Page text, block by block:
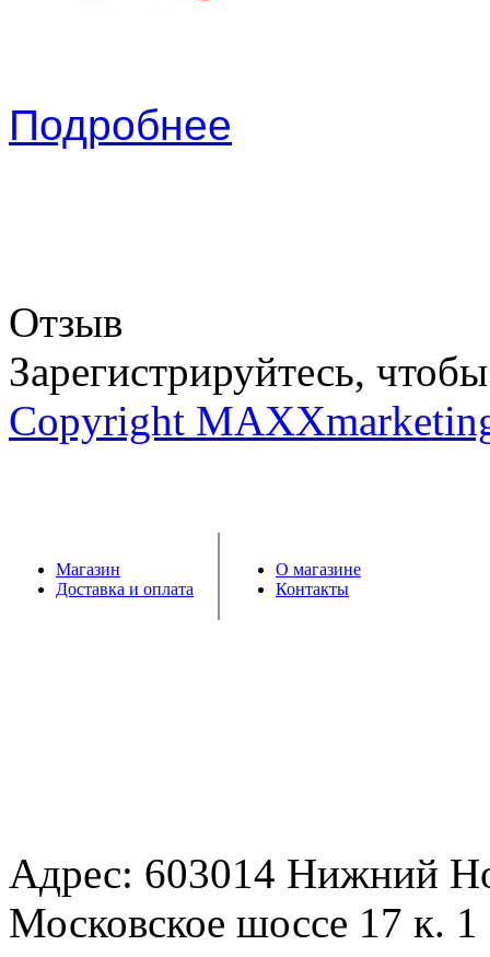
Подробнее
Отзыв
Зарегистрируйтесь,
Copyright
Магазин
Доставка и оплата
О магазине
Контакты
Адрес: 603014 Нижний
Московское шоссе 17 к.